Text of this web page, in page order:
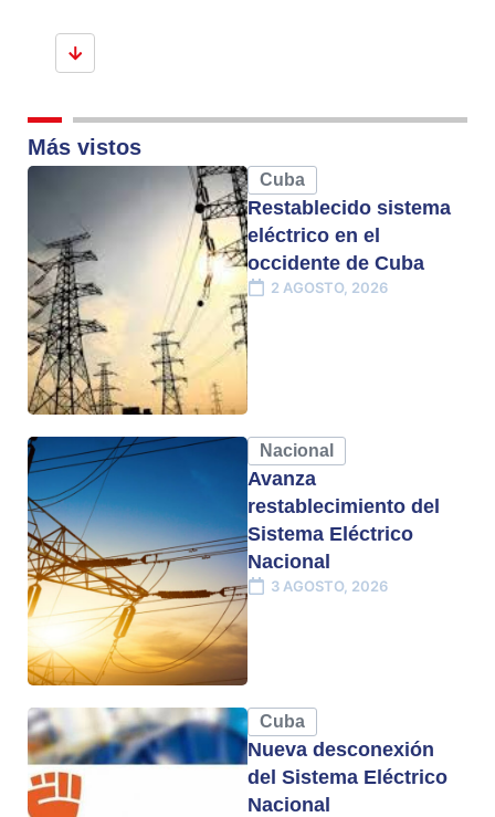
Más vistos
Cuba
Restablecido sistema
eléctrico en el
occidente de Cuba
2 AGOSTO, 2026
Nacional
Avanza
restablecimiento del
Sistema Eléctrico
Nacional
3 AGOSTO, 2026
Cuba
Nueva desconexión
del Sistema Eléctrico
Nacional